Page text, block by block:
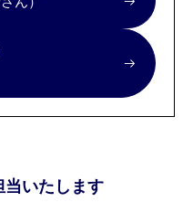
当いたします